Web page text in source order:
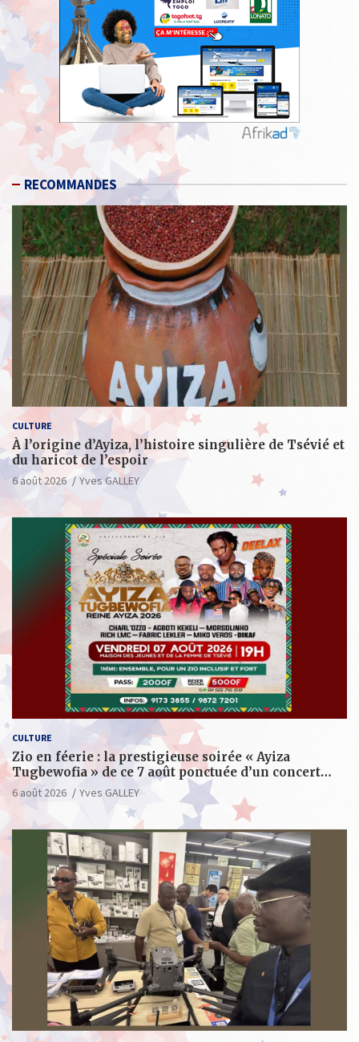
RECOMMANDES
CULTURE
À l’origine d’Ayiza, l’histoire singulière de Tsévié et
du haricot de l’espoir
6 août 2026 Yves GALLEY
CULTURE
Zio en féerie : la prestigieuse soirée « Ayiza
Tugbewofia » de ce 7 août ponctuée d’un concert
XXL d’anthologie
6 août 2026 Yves GALLEY